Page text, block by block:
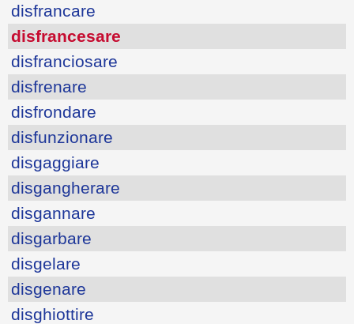
disfrancare
disfrancesare
disfranciosare
disfrenare
disfrondare
disfunzionare
disgaggiare
disgangherare
disgannare
disgarbare
disgelare
disgenare
disghiottire